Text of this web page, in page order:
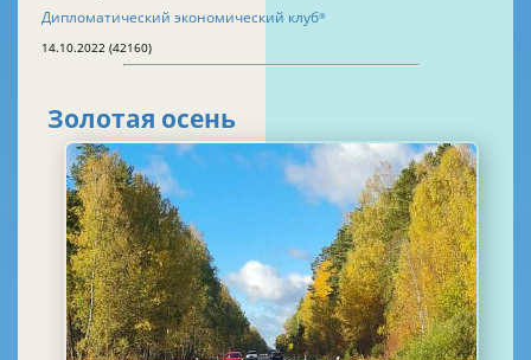
Дипломатический экономический клуб®
14.10.2022 (42160)
Золотая осень